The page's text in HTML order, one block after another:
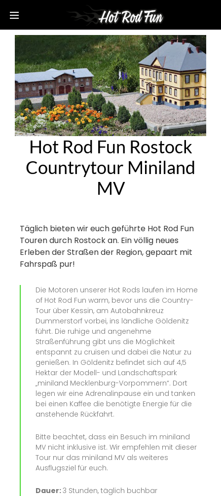
Hot Rod Fun Rostock
Countrytour Miniland
MV
Täglich bieten wir euch geführte Hot Rod Fun
Touren durch Rostock an. Ein völlig neues
Erleben der Straßen der Region, gepaart mit
Fahrspaß pur!
Die Motoren unserer Hot Rods laufen im Home
of Hot Rod Fun warm, bevor uns die Country-
Tour über Kessin, am Autobahnkreuz
Dummerstorf vorbei, ins ländliche Göldenitz
führt. Die ruhige und angenehme
Straßenführung gibt uns die Möglichkeit
entspannt zu cruisen und dabei die Natur zu
genießen. In Göldenitz befindet sich auf 4,5
Hektar der Modell- und Landschaftspark
„miniland Mecklenburg-Vorpommern“. Dort
legen wir eine Adrenalinpause ein und tanken
bei einen Kaffee die benötigte Energie für die
anstehende Rückfahrt.
Bitte beachtet, dass ein Besuch im miniland
MV nicht inklusive ist. Wir empfehlen mit dieser
Tour nur das miniland MV als weiteres
Ausflugsziel für euch.
Dauer:3 Stunden, täglich buchbar